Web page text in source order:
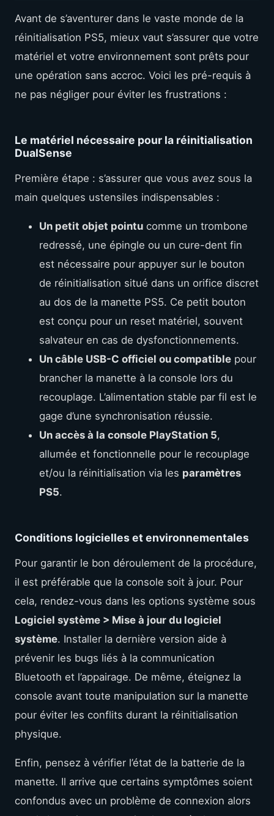
Avant de s’aventurer dans le vaste monde de la
réinitialisation PS5, mieux vaut s’assurer que votre
matériel et votre environnement sont prêts pour
une opération sans accroc. Voici les pré-requis à
ne pas négliger pour éviter les frustrations :
Le matériel nécessaire pour la réinitialisation
DualSense
Première étape : s’assurer que vous avez sous la
main quelques ustensiles indispensables :
Un petit objet pointu comme un trombone
redressé, une épingle ou un cure-dent fin
est nécessaire pour appuyer sur le bouton
de réinitialisation situé dans un orifice discret
au dos de la manette PS5. Ce petit bouton
est conçu pour un reset matériel, souvent
salvateur en cas de dysfonctionnements.
Un câble USB-C officiel ou compatible pour
brancher la manette à la console lors du
recouplage. L’alimentation stable par fil est le
gage d’une synchronisation réussie.
Un accès à la console PlayStation 5,
allumée et fonctionnelle pour le recouplage
et/ou la réinitialisation via les paramètres
PS5.
Conditions logicielles et environnementales
Pour garantir le bon déroulement de la procédure,
il est préférable que la console soit à jour. Pour
cela, rendez-vous dans les options système sous
Logiciel système > Mise à jour du logiciel
système. Installer la dernière version aide à
prévenir les bugs liés à la communication
Bluetooth et l’appairage. De même, éteignez la
console avant toute manipulation sur la manette
pour éviter les conflits durant la réinitialisation
physique.
Enfin, pensez à vérifier l’état de la batterie de la
manette. Il arrive que certains symptômes soient
confondus avec un problème de connexion alors